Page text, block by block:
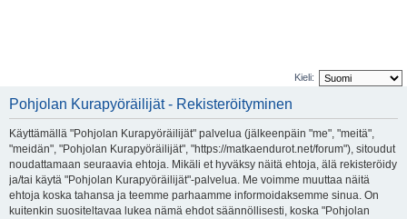
Kieli:
Pohjolan Kurapyöräilijät - Rekisteröityminen
Käyttämällä "Pohjolan Kurapyöräilijät" palvelua (jälkeenpäin "me", "meitä",
"meidän", "Pohjolan Kurapyöräilijät", "https://matkaendurot.net/forum"), sitoudut
noudattamaan seuraavia ehtoja. Mikäli et hyväksy näitä ehtoja, älä rekisteröidy
ja/tai käytä "Pohjolan Kurapyöräilijät"-palvelua. Me voimme muuttaa näitä
ehtoja koska tahansa ja teemme parhaamme informoidaksemme sinua. On
kuitenkin suositeltavaa lukea nämä ehdot säännöllisesti, koska "Pohjolan